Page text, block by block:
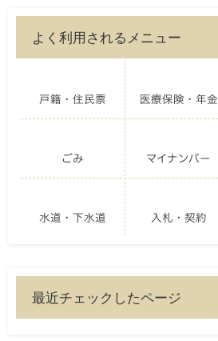
よく利用されるメニュー
戸籍・住民票 医療保険・年金
ごみ マイナンバー
水道・下水道 入札・契約
最近チェックしたページ